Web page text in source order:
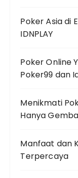
Poker Asia di
IDNPLAY
Poker Online
Poker99 dan
Menikmati
Hanya
Manfaat dan
Terpercaya